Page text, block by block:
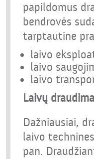
papildomus
bendrovės
tarptautine
laivo
laivo
laivo
Laivų
Dažniausiai,
laivo
pan.